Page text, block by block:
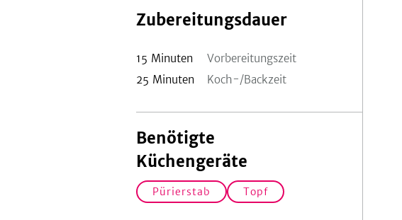
Zubereitungsdauer
15 Minuten
Vorbereitungszeit
25 Minuten Koch-/Backzeit
Benötigte
Küchengeräte
Pürierstab Topf